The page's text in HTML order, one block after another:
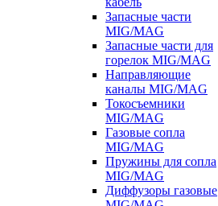
Запасные части
MIG/MAG
Запасные части для
горелок MIG/MAG
Направляющие
каналы MIG/MAG
Токосъемники
MIG/MAG
Газовые сопла
MIG/MAG
Пружины для сопла
MIG/MAG
Диффузоры газовые